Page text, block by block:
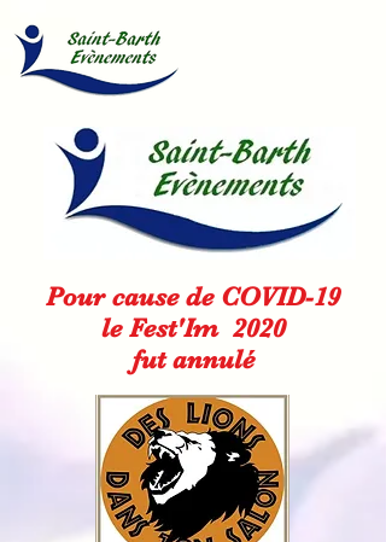
Pour cause de COVID-19
le Fest'Im 2020
fut annulé